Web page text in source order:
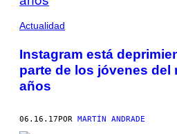
Actualidad
Instagram está
parte de los jóvenes del
años
06.16.17POR MARTÍN ANDRADE